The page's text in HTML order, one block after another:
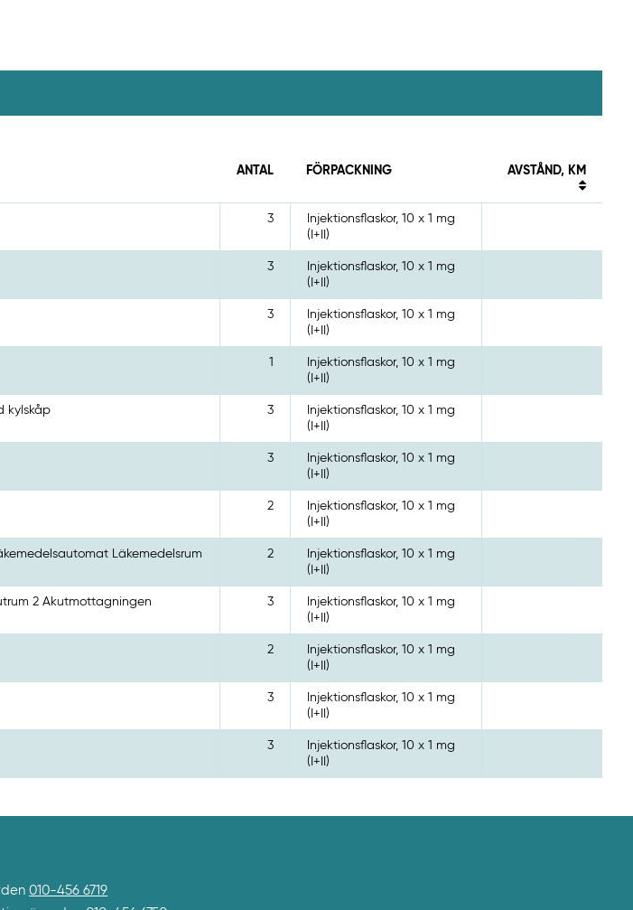
ANTAL FÖRPACKNING AVSTÅND, KM
3
Injektionsflaskor, 10 x 1 mg
(I+II)
3
Injektionsflaskor, 10 x 1 mg
(I+II)
3
Injektionsflaskor, 10 x 1 mg
(I+II)
1
Injektionsflaskor, 10 x 1 mg
(I+II)
kylskåp 3
Injektionsflaskor, 10 x 1 mg
(I+II)
3
Injektionsflaskor, 10 x 1 mg
(I+II)
2
Injektionsflaskor, 10 x 1 mg
(I+II)
Läkemedelsrum
2
Injektionsflaskor, 10 x 1 mg
(I+II)
2 Akutmottagningen 3
Injektionsflaskor, 10 x 1 mg
(I+II)
2
Injektionsflaskor, 10 x 1 mg
(I+II)
3
Injektionsflaskor, 10 x 1 mg
(I+II)
3
Injektionsflaskor, 10 x 1 mg
(I+II)
010-456 6719